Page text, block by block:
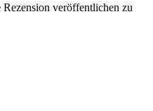
Rezension veröffentlichen zu